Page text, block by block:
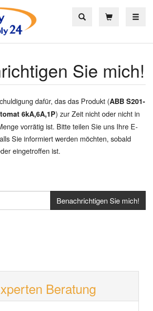
Sie mich!
dafür, das das Produkt (ABB S201-
6kA,6A,1P) zur Zeit nicht oder nicht in
vorrätig ist. Bitte teilen Sie uns Ihre E-
Sie informiert werden möchten, sobald
eingetroffen ist.
Beratung